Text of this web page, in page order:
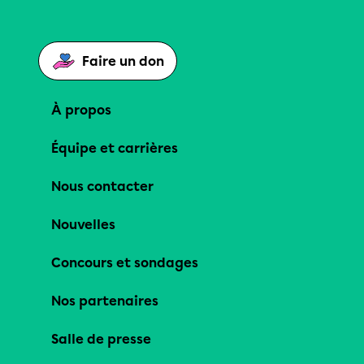
Faire un don
À propos
Équipe et carrières
Nous contacter
Nouvelles
Concours et sondages
Nos partenaires
Salle de presse